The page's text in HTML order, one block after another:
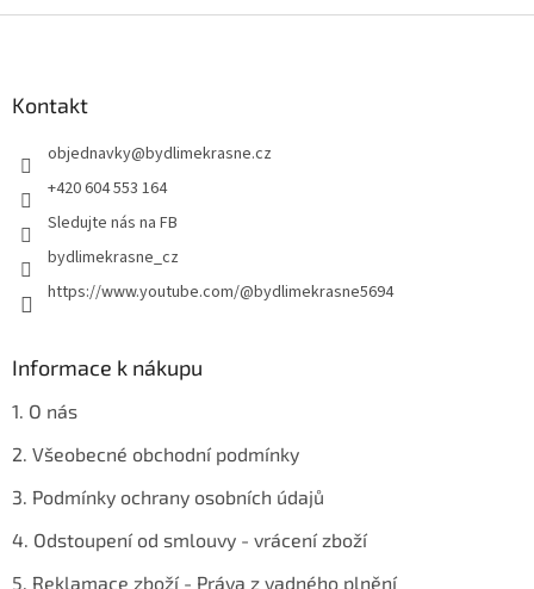
Kontakt
objednavky@bydlimekrasne.cz
+420 604 553 164
Sledujte nás na FB
bydlimekrasne_cz
https://www.youtube.com/@bydlimekrasne5694
Informace k nákupu
1. O nás
2. Všeobecné obchodní podmínky
3. Podmínky ochrany osobních údajů
4. Odstoupení od smlouvy - vrácení zboží
5. Reklamace zboží - Práva z vadného plnění